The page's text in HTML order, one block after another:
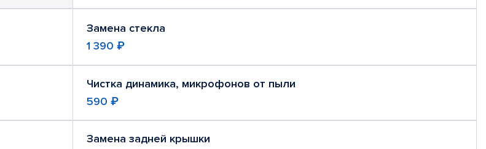
Замена стекла
1 390 ₽
Чистка динамика, микрофонов от пыли
590 ₽
Замена задней крышки